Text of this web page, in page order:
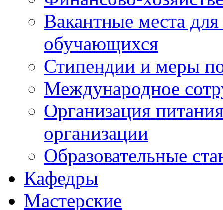
Вакантные места
обучающихся
Стипендии и меры
Международное
Организация
организации
Образовательные
Кафедры
Мастерские